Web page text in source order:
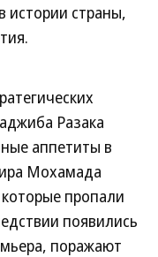
истории страны,
Разака
аппетиты в
Мохамада
пропали
появились
поражают